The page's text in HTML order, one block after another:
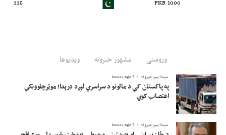
1000 PKR
228
وروستی مشهور خبرونه ویدیوها
سیمه ییز خبرونه 3 hours ago
په پاکستان کې د مالونو د سراسري لېږد درېدا؛ موټرچلوونکي
اعتصاب کوي
سیمه ییز خبرونه 3 hours ago